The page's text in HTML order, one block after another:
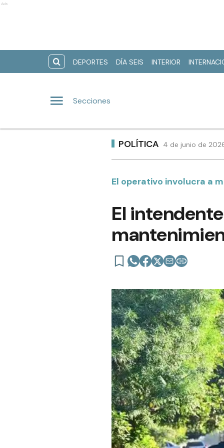
Ads
DEPORTES DÍA SEIS INTERIOR
Secciones
POLÍTICA 4 de junio de
El operativo involucra a
El